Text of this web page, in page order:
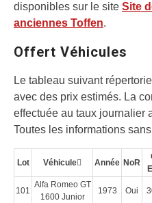
disponibles sur le site Site
anciennes Toffen.
Offert Véhicules
Le tableau suivant
avec des prix estimés. La
effectuée au taux journalier
Toutes les informations
Lot Véhicule Année NoR
101
Alfa Romeo GT
1600 Junior
1973 Oui